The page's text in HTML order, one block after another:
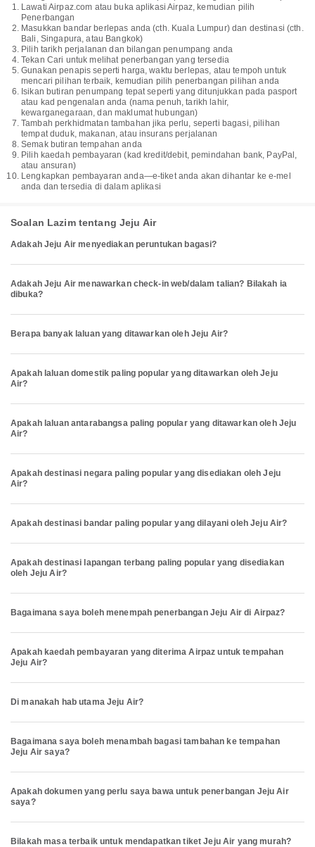
Lawati Airpaz.com atau buka aplikasi Airpaz, kemudian pilih
Penerbangan
Masukkan bandar berlepas anda (cth. Kuala Lumpur) dan destinasi (cth.
Bali, Singapura, atau Bangkok)
Pilih tarikh perjalanan dan bilangan penumpang anda
Tekan Cari untuk melihat penerbangan yang tersedia
Gunakan penapis seperti harga, waktu berlepas, atau tempoh untuk
mencari pilihan terbaik, kemudian pilih penerbangan pilihan anda
Isikan butiran penumpang tepat seperti yang ditunjukkan pada pasport
atau kad pengenalan anda (nama penuh, tarikh lahir,
kewarganegaraan, dan maklumat hubungan)
Tambah perkhidmatan tambahan jika perlu, seperti bagasi, pilihan
tempat duduk, makanan, atau insurans perjalanan
Semak butiran tempahan anda
Pilih kaedah pembayaran (kad kredit/debit, pemindahan bank, PayPal,
atau ansuran)
Lengkapkan pembayaran anda—e-tiket anda akan dihantar ke e-mel
anda dan tersedia di dalam aplikasi
Soalan Lazim tentang Jeju Air
Adakah Jeju Air menyediakan peruntukan bagasi?
Adakah Jeju Air menawarkan check-in web/dalam talian? Bilakah ia
dibuka?
Berapa banyak laluan yang ditawarkan oleh Jeju Air?
Apakah laluan domestik paling popular yang ditawarkan oleh Jeju
Air?
Apakah laluan antarabangsa paling popular yang ditawarkan oleh Jeju
Air?
Apakah destinasi negara paling popular yang disediakan oleh Jeju
Air?
Apakah destinasi bandar paling popular yang dilayani oleh Jeju Air?
Apakah destinasi lapangan terbang paling popular yang disediakan
oleh Jeju Air?
Bagaimana saya boleh menempah penerbangan Jeju Air di Airpaz?
Apakah kaedah pembayaran yang diterima Airpaz untuk tempahan
Jeju Air?
Di manakah hab utama Jeju Air?
Bagaimana saya boleh menambah bagasi tambahan ke tempahan
Jeju Air saya?
Apakah dokumen yang perlu saya bawa untuk penerbangan Jeju Air
saya?
Bilakah masa terbaik untuk mendapatkan tiket Jeju Air yang murah?